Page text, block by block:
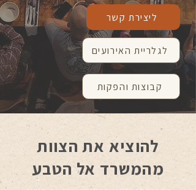
ליצירת קשר
לגלריית האירועים
קבוצות והפקות
להוציא את הצוות
מהמשרד אל הטבע